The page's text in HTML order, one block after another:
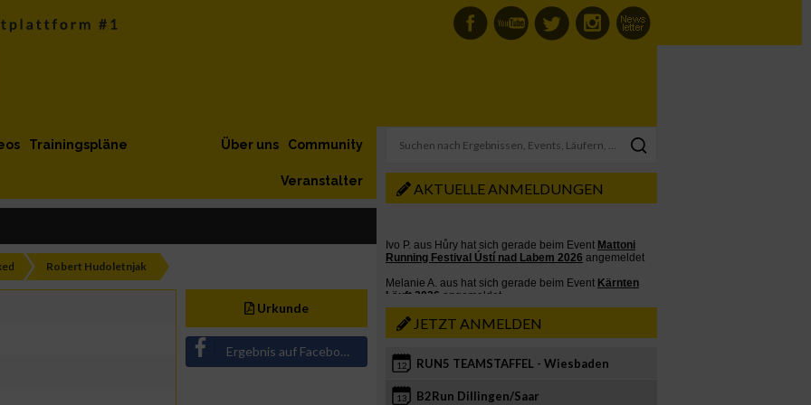
Trainingspläne Community
Über uns
Veranstalter
Robert Hudoletnjak
Urkunde
Ergebnis auf Facebook teilen
AKTUELLE ANMELDUNGEN
JETZT ANMELDEN
12 RUN5 TEAMSTAFFEL - Wiesbaden
13 B2Run Dillingen/Saar